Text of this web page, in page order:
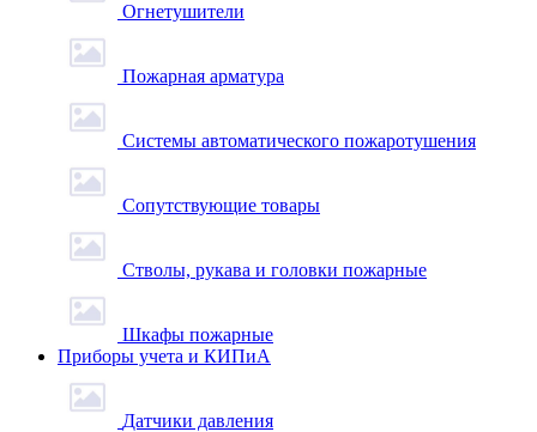
Огнетушители
Пожарная арматура
Системы автоматического пожаротушения
Сопутствующие товары
Стволы, рукава и головки пожарные
Шкафы пожарные
Приборы учета и КИПиА
Датчики давления